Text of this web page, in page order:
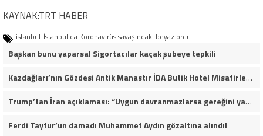
KAYNAK:TRT HABER
istanbul İstanbul'da Koronavirüs savaşındaki beyaz ordu
Başkan bunu yaparsa! Sigortacılar kaçak şubeye tepkili
Kazdağları’nın Gözdesi Antik Manastır İDA Butik Hotel Misafirlerinden Tam Not Alıyor
Trump’tan İran açıklaması: “Uygun davranmazlarsa gereğini yaparım”
Ferdi Tayfur’un damadı Muhammet Aydın gözaltına alındı!